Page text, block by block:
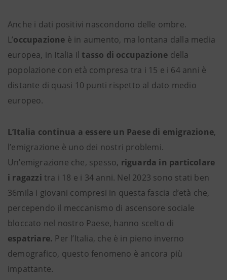
Anche i dati positivi nascondono delle ombre.
L’occupazione è in aumento, ma lontana dalla media
europea, in Italia il tasso di occupazione della
popolazione con età compresa tra i 15 e i 64 anni è
distante di quasi 10 punti rispetto al dato medio
europeo.
L’Italia continua a essere un Paese di emigrazione,
l’emigrazione è uno dei nostri problemi.
Un’emigrazione che, spesso, riguarda in particolare
i ragazzi tra i 18 e i 34 anni. Nel 2023 sono stati ben
36mila i giovani compresi in questa fascia d’età che,
percependo il meccanismo di ascensore sociale
bloccato nel nostro Paese, hanno scelto di
espatriare. Per l’Italia, che è in pieno inverno
demografico, questo fenomeno è ancora più
impattante.